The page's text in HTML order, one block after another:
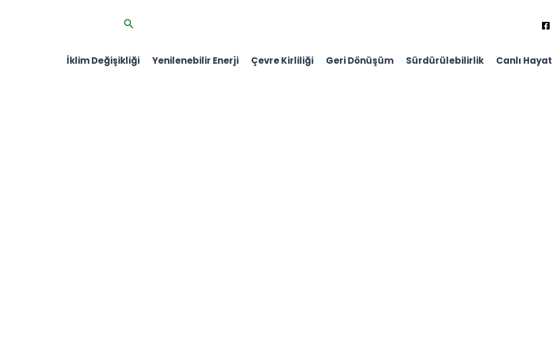
Arama
İklim Değişikliği Yenilenebilir Enerji Çevre Kirliliği Geri Dönüşüm Sürdürülebilirlik Canlı Hayat